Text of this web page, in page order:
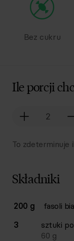
Bez cukru
Ile porcji
To zdeterminuje
Składniki
Lista
Ilość Składnik
200 g
fasoli
3
sztuki
60 g